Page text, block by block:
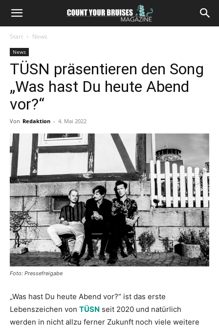
Start News
News
TÜSN präsentieren den Song
„Was hast Du heute Abend
vor?“
Von Redaktion - 4. Mai 2022
Foto: Pressefreigabe
„Was hast Du heute Abend vor?“ ist das erste
Lebenszeichen von TÜSN seit 2020 und natürlich
werden in nicht allzu ferner Zukunft noch viele weitere